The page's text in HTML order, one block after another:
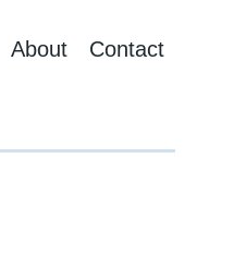
About Contact